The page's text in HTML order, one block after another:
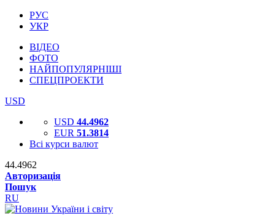
РУС
УКР
ВІДЕО
ФОТО
НАЙПОПУЛЯРНІШІ
СПЕЦПРОЕКТИ
USD
USD 44.4962
EUR 51.3814
Всі курси валют
44.4962
Авторизація
Пошук
RU